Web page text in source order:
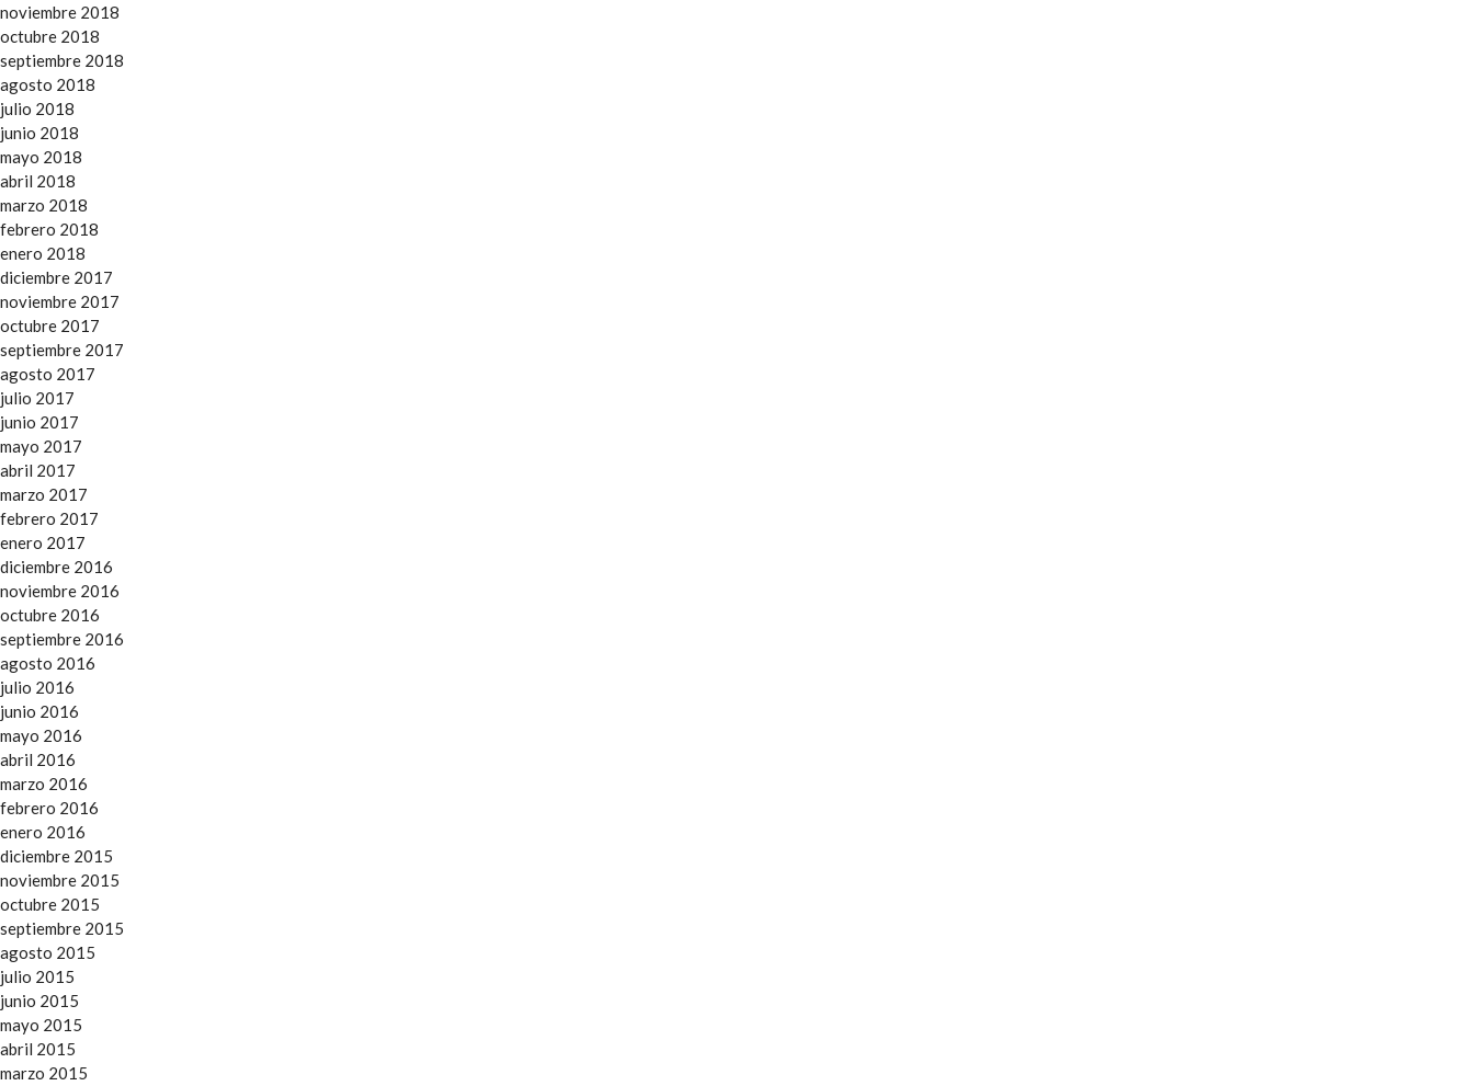
noviembre 2018
octubre 2018
septiembre 2018
agosto 2018
julio 2018
junio 2018
mayo 2018
abril 2018
marzo 2018
febrero 2018
enero 2018
diciembre 2017
noviembre 2017
octubre 2017
septiembre 2017
agosto 2017
julio 2017
junio 2017
mayo 2017
abril 2017
marzo 2017
febrero 2017
enero 2017
diciembre 2016
noviembre 2016
octubre 2016
septiembre 2016
agosto 2016
julio 2016
junio 2016
mayo 2016
abril 2016
marzo 2016
febrero 2016
enero 2016
diciembre 2015
noviembre 2015
octubre 2015
septiembre 2015
agosto 2015
julio 2015
junio 2015
mayo 2015
abril 2015
marzo 2015